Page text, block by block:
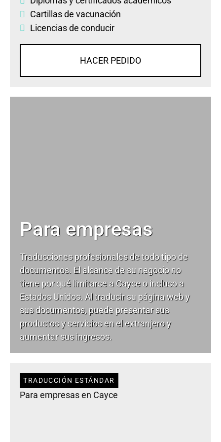
Cartillas de vacunación
Licencias de conducir
HACER PEDIDO
Para empresas
Traducciones profesionales de todo tipo de
documentos. El alcance de su negocio no
tiene por qué limitarse a Cayce o incluso a
Estados Unidos. Al traducir su página web y
sus documentos, puede presentar sus
productos y servicios en el extranjero y
aumentar sus ingresos.
TRADUCCIÓN ESTÁNDAR
Para empresas en Cayce